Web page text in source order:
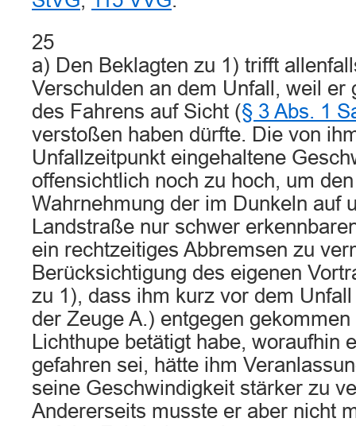
25
a) Den Beklagten zu 1) trifft
Verschulden an dem Unfall, weil er
des Fahrens auf Sicht (§ 3 Abs. 1
verstoßen haben dürfte. Die von
Unfallzeitpunkt eingehaltene
offensichtlich noch zu hoch, um
Wahrnehmung der im Dunkeln auf
Landstraße nur schwer
ein rechtzeitiges Abbremsen zu
Berücksichtigung des eigenen
zu 1), dass ihm kurz vor dem
der Zeuge A.) entgegen
Lichthupe betätigt habe, woraufhin
gefahren sei, hätte ihm
seine Geschwindigkeit stärker zu
Andererseits musste er aber nicht